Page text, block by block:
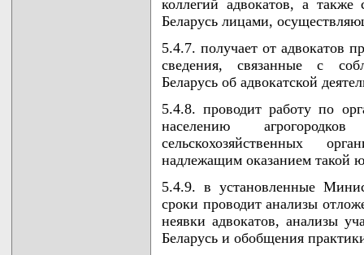
коллегий адвокатов, а также
Беларусь лицами,
5.4.7. получает от адвокатов
сведения, связанные с
Беларусь об адвокатской
5.4.8. проводит работу по
населению
сельскохозяйственных
надлежащим оказанием такой
5.4.9. в установленные
сроки проводит анализы
неявки адвокатов, анализы
Беларусь и обобщения